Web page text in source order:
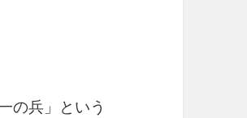
の兵」という